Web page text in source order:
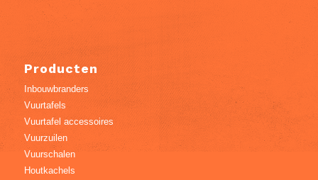
Producten
Inbouwbranders
Vuurtafels
Vuurtafel accessoires
Vuurzuilen
Vuurschalen
Houtkachels